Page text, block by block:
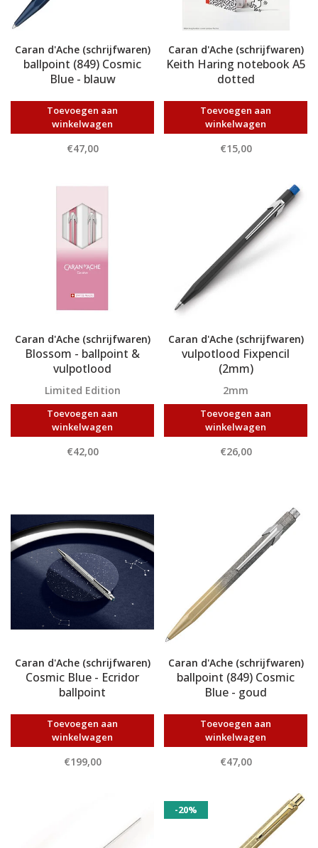
Caran d'Ache (schrijfwaren)
ballpoint (849) Cosmic
Blue - blauw
Toevoegen aan
winkelwagen
€47,00
Caran d'Ache (schrijfwaren)
Keith Haring notebook A5
dotted
Toevoegen aan
winkelwagen
€15,00
Caran d'Ache (schrijfwaren)
Blossom - ballpoint &
vulpotlood
Limited Edition
Toevoegen aan
winkelwagen
€42,00
Caran d'Ache (schrijfwaren)
vulpotlood Fixpencil
(2mm)
2mm
Toevoegen aan
winkelwagen
€26,00
Caran d'Ache (schrijfwaren)
Cosmic Blue - Ecridor
ballpoint
Toevoegen aan
winkelwagen
€199,00
Caran d'Ache (schrijfwaren)
ballpoint (849) Cosmic
Blue - goud
Toevoegen aan
winkelwagen
€47,00
-20%